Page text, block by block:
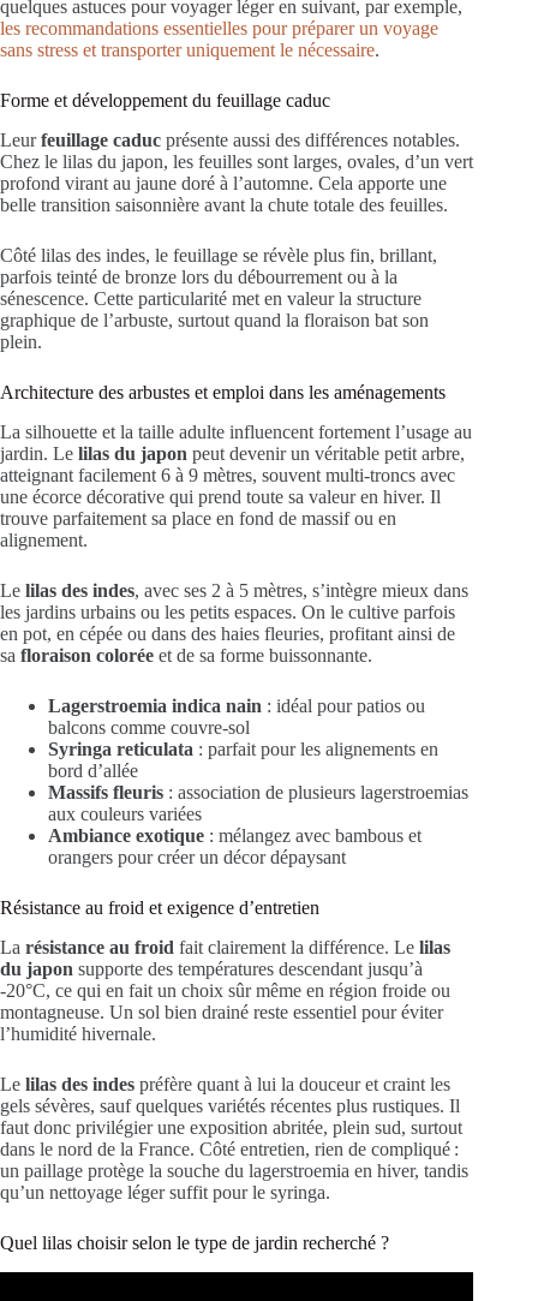
quelques astuces pour voyager léger en suivant, par exemple,
les recommandations essentielles pour préparer un voyage
sans stress et transporter uniquement le nécessaire.
Forme et développement du feuillage caduc
Leurfeuillage caduc présente aussi des différences notables.
Chez le lilas du japon, les feuilles sont larges, ovales, d’un vert
profond virant au jaune doré à l’automne. Cela apporte une
belle transition saisonnière avant la chute totale des feuilles.
Côté lilas des indes, le feuillage se révèle plus fin, brillant,
parfois teinté de bronze lors du débourrement ou à la
sénescence. Cette particularité met en valeur la structure
graphique de l’arbuste, surtout quand la floraison bat son
plein.
Architecture des arbustes et emploi dans les aménagements
La silhouette et la taille adulte influencent fortement l’usage au
jardin. Le lilas du japon peut devenir un véritable petit arbre,
atteignant facilement 6 à 9 mètres, souvent multi-troncs avec
une écorce décorative qui prend toute sa valeur en hiver. Il
trouve parfaitement sa place en fond de massif ou en
alignement.
Le lilas des indes, avec ses 2 à 5 mètres, s’intègre mieux dans
les jardins urbains ou les petits espaces. On le cultive parfois
en pot, en cépée ou dans des haies fleuries, profitant ainsi de
sa floraison colorée et de sa forme buissonnante.
Lagerstroemia indica nain : idéal pour patios ou
balcons comme couvre-sol
Syringa reticulata : parfait pour les alignements en
bord d’allée
Massifs fleuris : association de plusieurs lagerstroemias
aux couleurs variées
Ambiance exotique : mélangez avec bambous et
orangers pour créer un décor dépaysant
Résistance au froid et exigence d’entretien
La résistance au froid fait clairement la différence. Le lilas
du japon supporte des températures descendant jusqu’à
-20°C, ce qui en fait un choix sûr même en région froide ou
montagneuse. Un sol bien drainé reste essentiel pour éviter
l’humidité hivernale.
Le lilas des indes préfère quant à lui la douceur et craint les
gels sévères, sauf quelques variétés récentes plus rustiques. Il
faut donc privilégier une exposition abritée, plein sud, surtout
dans le nord de la France. Côté entretien, rien de compliqué :
un paillage protège la souche du lagerstroemia en hiver, tandis
qu’un nettoyage léger suffit pour le syringa.
Quel lilas choisir selon le type de jardin recherché ?